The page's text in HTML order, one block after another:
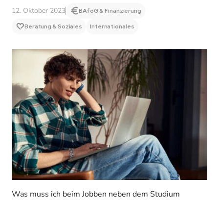
12. Oktober 2023
BAföG & Finanzierung
Beratung & Soziales
Internationales
Was muss ich beim Jobben neben dem Studium